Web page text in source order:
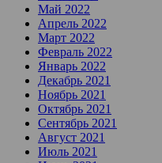
Май 2022
Апрель 2022
Март 2022
Февраль 2022
Январь 2022
Декабрь 2021
Ноябрь 2021
Октябрь 2021
Сентябрь 2021
Август 2021
Июль 2021